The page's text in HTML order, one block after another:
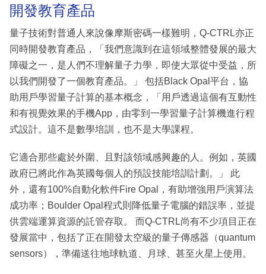
開發教育產品
量子技術對普通人來說像摩斯密碼一樣難明，Q-CTRL亦正
同時開發教育產品，「我們意識到在這領域整體發展的最大
障礙之一，是人們不理解量子力學，即使大眾從中受益，所
以我們開發了一個教育產品。」 包括Black Opal平台，協
助用戶學習量子計算的基本概念，「用戶透過這個有互動性
和有視覺效果的手機App，由零到一學習量子計算機進行程
式設計。這不是數學培訓，也不是大學課程。
它適合那些處於外圍、且對該領域感興趣的人。例如，英國
政府已將此作為英國每個人的預設技能培訓計劃。」 此
外，還有100%自動化軟件Fire Opal，有助增強⽤⼾演算法
成功率；Boulder Opal程式則降低量子電腦的錯誤率，並提
供雲端運算資源的託管存取。 而Q-CTRL尚有不少項目正在
發展當中，包括了正在開發太空級的量子傳感器（quantum
sensors），準備送往地球軌道、月球、甚至火星上使用。